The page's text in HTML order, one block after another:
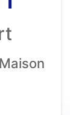
Maison